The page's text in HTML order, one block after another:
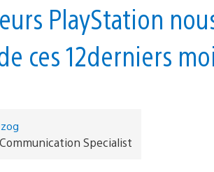
PlayStation
ces 12 derniers
Specialist